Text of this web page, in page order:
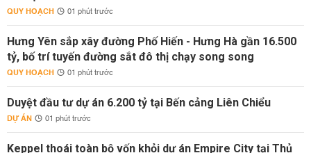
QUY HOẠCH 01 phút trước
Hưng Yên sắp xây đường Phố Hiến - Hưng Hà gần 16.500
tỷ, bố trí tuyến đường sắt đô thị chạy song song
QUY HOẠCH 01 phút trước
Duyệt đầu tư dự án 6.200 tỷ tại Bến cảng Liên Chiểu
DỰ ÁN 01 phút trước
Keppel thoái toàn bộ vốn khỏi dự án Empire City tại Thủ